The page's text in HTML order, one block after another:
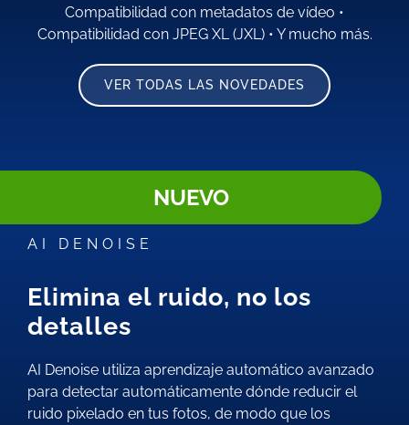
Compatibilidad con metadatos de vídeo •
Compatibilidad con JPEG XL (JXL)• Y mucho más.
VER TODAS LAS NOVEDADES
NUEVO
AI DENOISE
Elimina el ruido, no los
detalles
AI Denoise utiliza aprendizaje automático avanzado
para detectar automáticamente dónde reducir el
ruido pixelado en tus fotos, de modo que los